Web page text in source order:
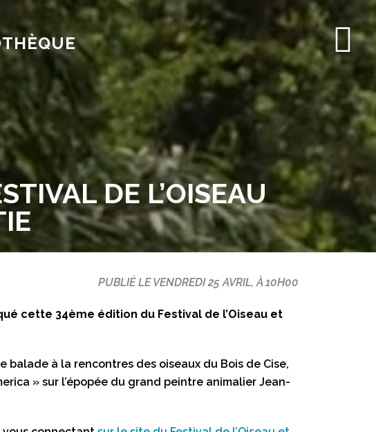
DE L’OISEAU
PUBLIÉ LE VENDREDI 25 AVRIL, À 10H00
cette 34ème édition du Festival de l’Oiseau et
à la rencontres des oiseaux du Bois de Cise,
» sur l’épopée du grand peintre animalier Jean-